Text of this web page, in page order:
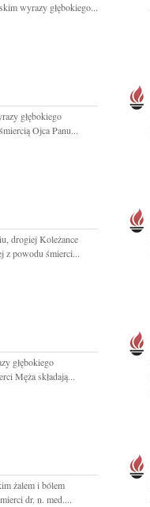
wyrazy głębokiego...
głębokiego
Ojca Panu...
drogiej Koleżance
z powodu śmierci...
głębokiego
Męża składają...
żalem i bólem
dr. n. med....